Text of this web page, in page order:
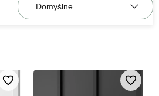
z naszej aktualnej oferty lub
dodane produkty do listy
Do ulubionych Do